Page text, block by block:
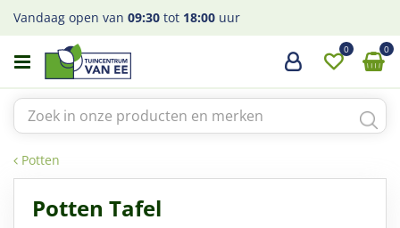
a
Potten
Vandaag open van 09:30 tot 18:00 uur
Potten Tafel